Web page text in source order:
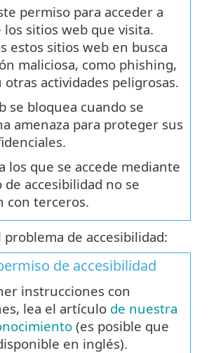
permiso para acceder a
los sitios web que visita.
estos sitios web en busca
maliciosa, como phishing,
otras actividades peligrosas.
se bloquea cuando se
amenaza para proteger sus
los que se accede mediante
accesibilidad no se
con terceros.
problema de accesibilidad:
de accesibilidad
instrucciones con
lea el artículo de nuestra
(es posible que
en inglés).